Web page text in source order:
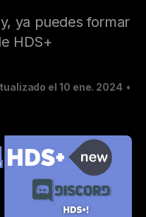
ya puedes formar
HDS+
el 10 ene. 2024 •